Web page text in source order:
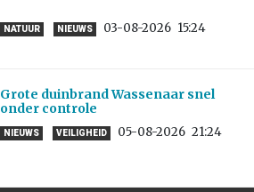
NATUUR NIEUWS 03-08-2026 15:24
Grote duinbrand Wassenaar snel
onder controle
NIEUWS VEILIGHEID 05-08-2026 21:24